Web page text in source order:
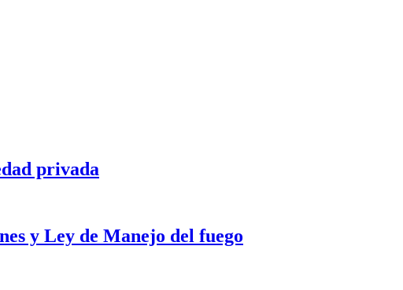
privada
y Ley de Manejo del fuego